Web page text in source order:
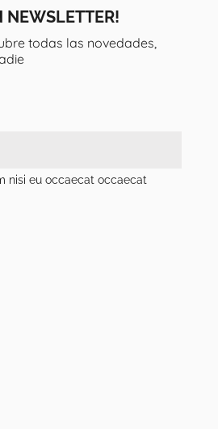
NEWSLETTER!
todas las novedades,
nisi eu occaecat occaecat